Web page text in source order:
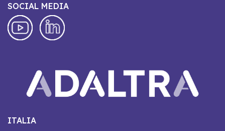
SOCIAL MEDIA
ITALIA